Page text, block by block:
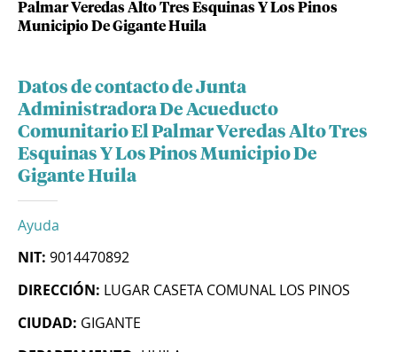
Palmar Veredas Alto Tres Esquinas Y Los Pinos
Municipio De Gigante Huila
Datos de contacto de Junta
Administradora De Acueducto
Comunitario El Palmar Veredas Alto Tres
Esquinas Y Los Pinos Municipio De
Gigante Huila
Ayuda
NIT: 9014470892
DIRECCIÓN: LUGAR CASETA COMUNAL LOS PINOS
CIUDAD: GIGANTE